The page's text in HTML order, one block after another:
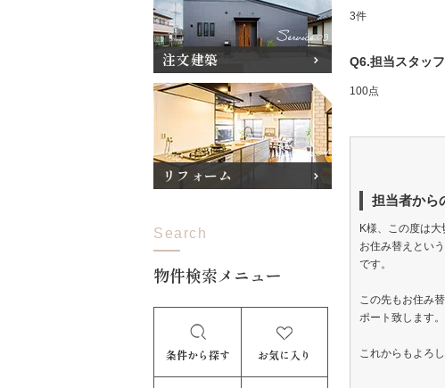
3件
Q6.担当スタッ
100点
担当者から
K様、この度は
お住み替えとい
です。
この先もお住み
ポート致します。
これからもよろ
注文建築
リフォーム
Search
物件検索メニュー
条件から探す お気に入り